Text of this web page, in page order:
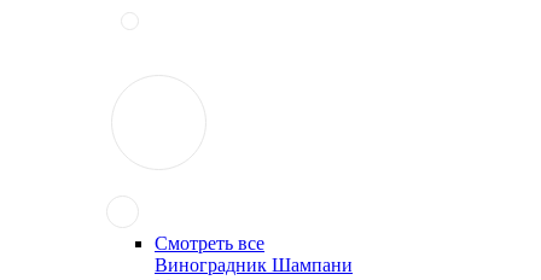
Смотреть все
Виноградник Шампани